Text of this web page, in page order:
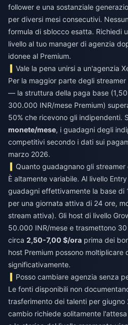
follower e una sostanziale
per diversi mesi consecutivi.
formula di sblocco esatta. Richiedi
livello al tuo manager di agenzia
idonee al Premium.
Vale la pena unirsi a un'agenzia
Per la maggior parte degli
— la struttura della paga base
300.000 INR/mese Premium)
50% che ricevono gli indipendenti.
monete/mese, i guadagni degli
competitivi secondo i dati sui
marzo 2026.
Quanto guadagnano gli streamer
È altamente variabile. Al livello
guadagni effettivamente la base
per una giornata attiva di 24 ore,
stream attiva). Gli host di livello
50.000 INR/mese e trasmettono
circa 2,50-7,00 $/ora prima dei
host Premium possono moltiplicare
significativamente.
Posso cambiare agenzia senza
Le fonti disponibili non
trasferimento dei talenti per
cambio richiede solitamente